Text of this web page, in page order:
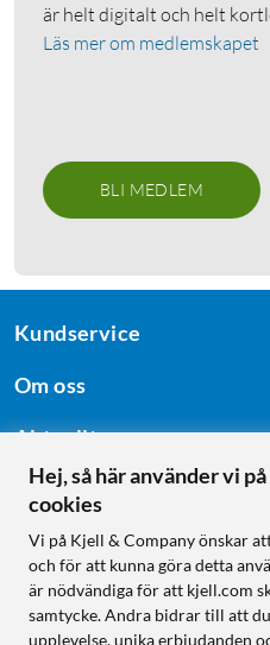
är helt digitalt och helt
Läs mer om medlemskapet
BLI MEDLEM
Kundservice
Om oss
Aktuellt
Följ oss
Handla från:
Hej, så här använder vi
cookies
Vi på Kjell & Company önskar
och för att kunna göra detta
är nödvändiga för att kjell.com
samtycke. Andra bidrar till att
upplevelse, unika erbjudanden